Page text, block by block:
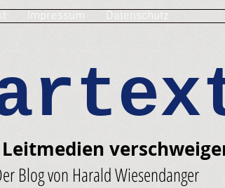
Impressum Datenschutz
Leitmedien
Blog von Harald Wiesendanger